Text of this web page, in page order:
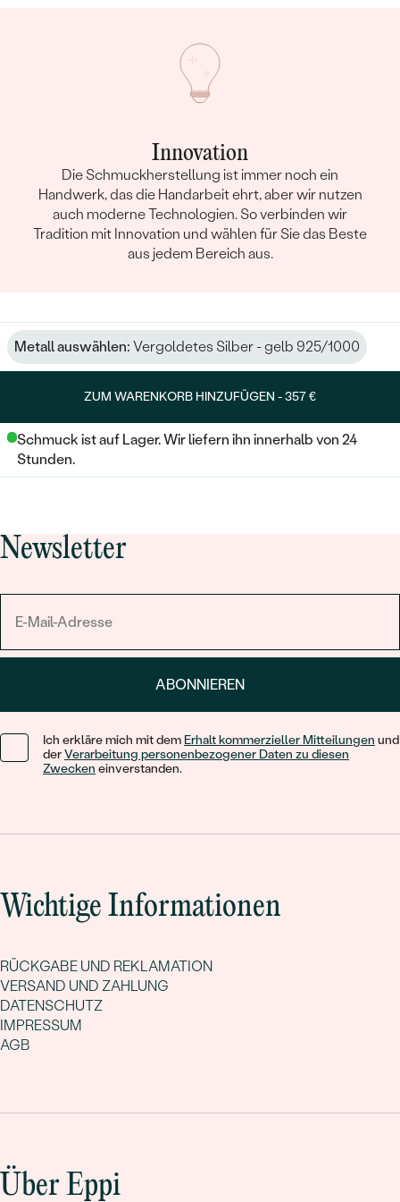
Innovation
Die Schmuckherstellung ist immer noch ein
Handwerk, das die Handarbeit ehrt, aber wir nutzen
auch moderne Technologien. So verbinden wir
Tradition mit Innovation und wählen für Sie das Beste
aus jedem Bereich aus.
Metall auswählen: Vergoldetes Silber - gelb 925/1000
ZUM WARENKORB HINZUFÜGEN -357 €
Schmuck ist auf Lager. Wir liefern ihn innerhalb von 24
Stunden.
Newsletter
ABONNIEREN
Ich erkläre mich mit dem Erhalt kommerzieller Mitteilungen und
derVerarbeitung personenbezogener Daten zu diesen
Zwecken einverstanden.
Wichtige Informationen
RÜCKGABE UND REKLAMATION
VERSAND UND ZAHLUNG
DATENSCHUTZ
IMPRESSUM
AGB
Über Eppi